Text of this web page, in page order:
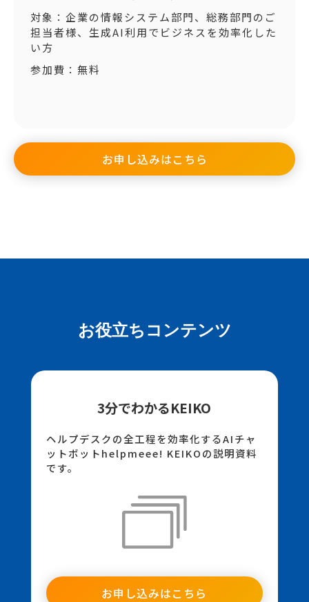
対象：企業の情報システム部門、総務部門のご
担当者様、生成AI利用でビジネスを効率化した
い方
参加費：無料
お申し込みはこちら
お役立ちコンテンツ
3分でわかるKEIKO
ヘルプデスクの全工程を効率化するAIチャ
ットボットhelpmeee! KEIKOの説明資料
です。
お申し込みはこちら